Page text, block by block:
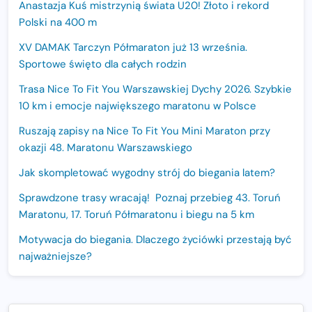
Anastazja Kuś mistrzynią świata U20! Złoto i rekord
Polski na 400 m
XV DAMAK Tarczyn Półmaraton już 13 września.
Sportowe święto dla całych rodzin
Trasa Nice To Fit You Warszawskiej Dychy 2026. Szybkie
10 km i emocje największego maratonu w Polsce
Ruszają zapisy na Nice To Fit You Mini Maraton przy
okazji 48. Maratonu Warszawskiego
Jak skompletować wygodny strój do biegania latem?
Sprawdzone trasy wracają! Poznaj przebieg 43. Toruń
Maratonu, 17. Toruń Półmaratonu i biegu na 5 km
Motywacja do biegania. Dlaczego życiówki przestają być
najważniejsze?